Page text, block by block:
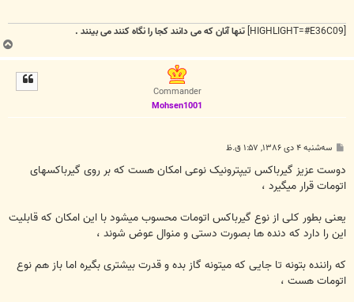
[HIGHLIGHT=#E36C09]
تنها آنان که می دانند کجا را نگاه کنند می بینند .
Commander
Mohsen1001
ت
سه‌شنبه ۴ دی ۱۳۸۶, ۱:۵۷ ق.ظ
دوست عزیز گیرباکس تیپترونیک نوعی امکان هست که بر روی گیرباکسهای
اتومات قرار میگیرد ،
یعنی بطور کلی از نوع گیرباکس اتومات محسوب میشود با این امکان که قابلیت
این را دارد که دنده ها بصورت دستی و منوال عوض شوند ،
که راننده بتونه تا جایی که میتونه گاز بده و قدرت بیشتری بگیره اما باز هم نوع
اتومات هست ،